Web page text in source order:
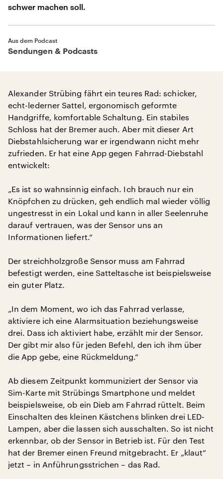
schwer machen soll.
Aus dem Podcast
Sendungen & Podcasts
Alexander Strübing fährt ein teures Rad: schicker,
echt-lederner Sattel, ergonomisch geformte
Handgriffe, komfortable Schaltung. Ein stabiles
Schloss hat der Bremer auch. Aber mit dieser Art
Diebstahlsicherung war er irgendwann nicht mehr
zufrieden. Er hat eine App gegen Fahrrad-Diebstahl
entwickelt:
„Es ist so wahnsinnig einfach. Ich brauch nur ein
Knöpfchen zu drücken, geh endlich mal wieder völlig
ungestresst in ein Lokal und kann in aller Seelenruhe
darauf vertrauen, was der Sensor uns an
Informationen liefert.“
Der streichholzgroße Sensor muss am Fahrrad
befestigt werden, eine Satteltasche ist beispielsweise
ein guter Platz.
„In dem Moment, wo ich das Fahrrad verlasse,
aktiviere ich eine Alarmsituation beziehungsweise
drei. Dass ich aktiviert habe, erzählt mir der Sensor.
Der gibt mir also für jeden Befehl, den ich ihm über
die App gebe, eine Rückmeldung.“
Ab diesem Zeitpunkt kommuniziert der Sensor via
Sim-Karte mit Strübings Smartphone und meldet
beispielsweise, ob ein Dieb am Fahrrad rüttelt. Beim
Einschalten des kleinen Kästchens blinken drei LED-
Lampen, aber die lassen sich ausschalten. So ist nicht
erkennbar, ob der Sensor in Betrieb ist. Für den Test
hat der Bremer einen Freund mitgebracht. Er „klaut“
jetzt – in Anführungsstrichen – das Rad.